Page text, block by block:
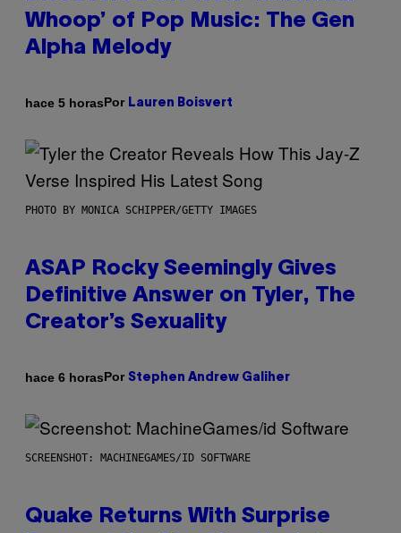
Whoop’ of Pop Music: The Gen
Alpha Melody
hace 5 horasPor Lauren Boisvert
PHOTO BY MONICA SCHIPPER/GETTY IMAGES
ASAP Rocky Seemingly Gives
Definitive Answer on Tyler, The
Creator’s Sexuality
hace 6 horasPor Stephen Andrew Galiher
SCREENSHOT: MACHINEGAMES/ID SOFTWARE
Quake Returns With Surprise